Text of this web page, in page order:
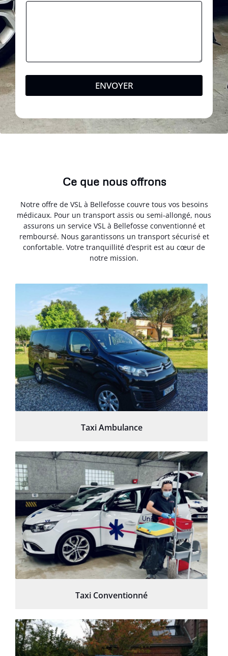
ENVOYER
Ce que nous offrons
Notre offre de VSL à Bellefosse couvre tous vos besoins
médicaux. Pour un transport assis ou semi-allongé, nous
assurons un service VSL à Bellefosse conventionné et
remboursé. Nous garantissons un transport sécurisé et
confortable. Votre tranquillité d’esprit est au cœur de
notre mission.
Taxi Ambulance
Taxi Conventionné